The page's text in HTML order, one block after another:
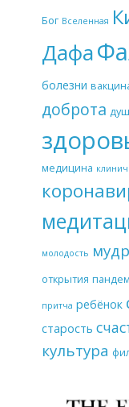
Бог Вселенная
Дафа
болезни
доброта
медицина
молодость
открытия
притча ребёнок
старость
культура